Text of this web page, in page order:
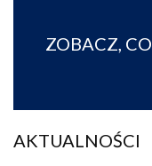
ZOBACZ,
AKTUALNOŚCI